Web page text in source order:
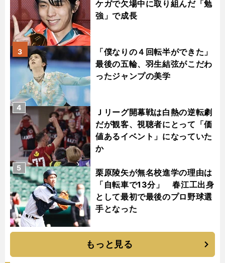
ケガで欠場中に取り組んだ「勉
強」で成長
「僕なりの４回転半ができた」
最後の五輪、羽生結弦がこだわ
ったジャンプの美学
3
Ｊリーグ開幕戦は白熱の逆転劇
だが観客、視聴者にとって「価
値あるイベント」になっていた
か
4
栗原陵矢が無名校進学の理由は
「自転車で13分」 春江工出身
として最初で最後のプロ野球選
手となった
5
もっと見る